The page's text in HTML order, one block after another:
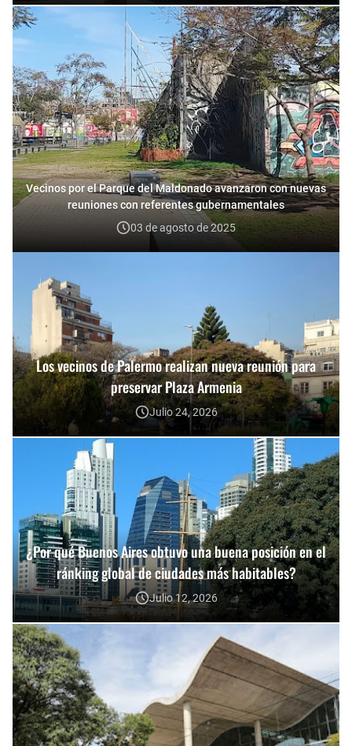
Vecinos por el Parque del Maldonado avanzaron con nuevas
reuniones con referentes gubernamentales
03 de agosto de 2025
Los vecinos de Palermo realizan nueva reunión para
preservar Plaza Armenia
Julio 24, 2026
¿Por qué Buenos Aires obtuvo una buena posición en el
ránking global de ciudades más habitables?
Julio 12, 2026